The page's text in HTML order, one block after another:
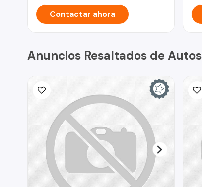
Contactar ahora
Anuncios Resaltados de Autos